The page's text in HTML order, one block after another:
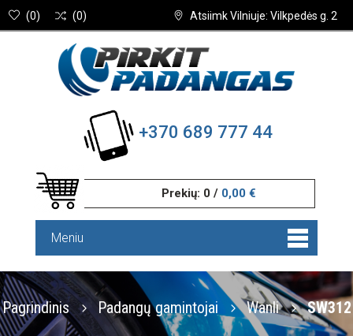
Atsiimk Vilniuje: Vilkpedės g. 2
(0) (0)
+370 689 777 44
Prekių: 0 / 0,00 €
Meniu
Pagrindinis Padangų gamintojai Wanli SW312